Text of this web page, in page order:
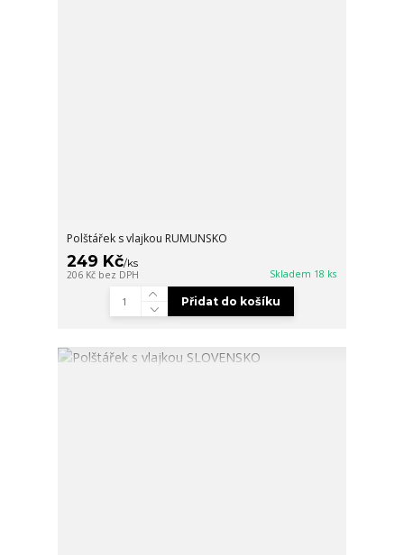
Polštářek s vlajkou RUMUNSKO
249 Kč/ks
206 Kč bez DPH Skladem 18 ks
Přidat do košíku